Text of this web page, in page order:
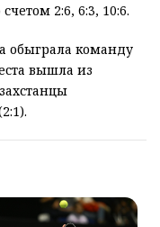
2:6, 6:3, 10:6.
обыграла команду
вышла из